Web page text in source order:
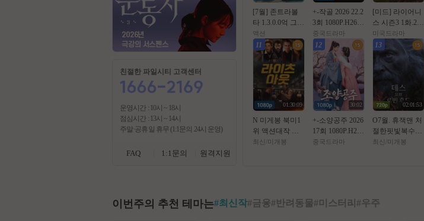
친절한 파일시티 고객센터
운영시간 : 10시 ~ 18시
점심시간 : 13시 ~ 14시
주말·공휴일 휴무 (1:1문의 24시 운영)
FAQ 1:1문의 원격지원
[7월] 존트라볼
타 1.3.0.0억 그림
을 훔쳐라 [ 젠틀
맨 시프 ]완벽자
막
액션
+-작골 2026 22.2
3회 1080P.H264.
AAC [iQIYI정식
자체자막]
중국드라마
[미드] 라이어니
스 시즌3 1화.202
6.1080p.한글자
막
미국드라마
11
01:30:09
N 미게봉 북미1
위 액션대작 ㅈ1
하 전 투 공식자
최신/미개봉
12
30:02
+-소양공주 2026
17회 1080P.H26
4.AAC [번역기
중국드라마
13
02:01:53
O7월. 휴잭맨 처
절한핏빛복수극
(( _ 로 빈 후 드 _
최신/미개봉
이번주의 추천 테마는#최신작#금융#반려동물#미스터리 #우주